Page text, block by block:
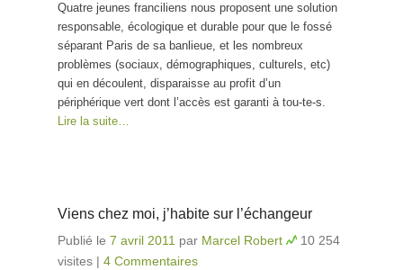
Quatre jeunes franciliens nous proposent une solution
responsable, écologique et durable pour que le fossé
séparant Paris de sa banlieue, et les nombreux
problèmes (sociaux, démographiques, culturels, etc)
qui en découlent, disparaisse au profit d’un
périphérique vert dont l’accès est garanti à tou-te-s.
Lire la suite…
Viens chez moi, j’habite sur l’échangeur
Publié le 7 avril 2011 par Marcel Robert
10 254
visites | 4 Commentaires